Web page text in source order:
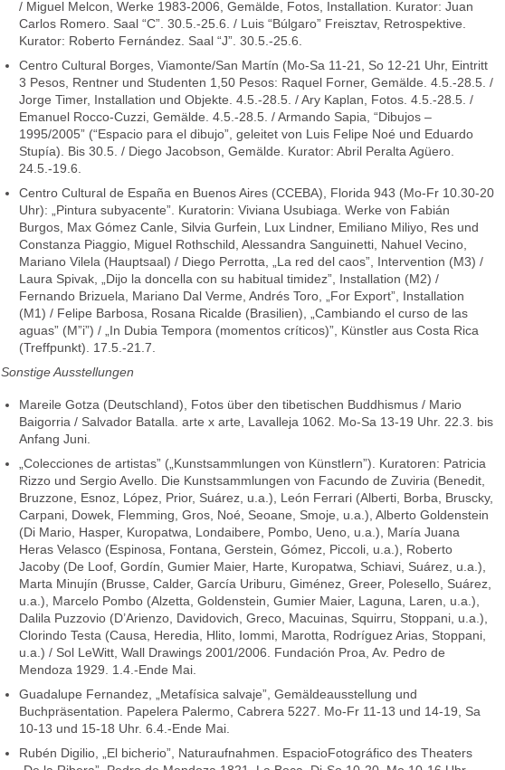
/ Miguel Melcon, Werke 1983-2006, Gemälde, Fotos, Installation. Kurator: Juan
Carlos Romero. Saal “C”. 30.5.-25.6. / Luis “Búlgaro” Freisztav, Retrospektive.
Kurator: Roberto Fernández. Saal “J”. 30.5.-25.6.
Centro Cultural Borges, Viamonte/San Martín (Mo-Sa 11-21, So 12-21 Uhr, Eintritt
3 Pesos, Rentner und Studenten 1,50 Pesos: Raquel Forner, Gemälde. 4.5.-28.5. /
Jorge Timer, Installation und Objekte. 4.5.-28.5. / Ary Kaplan, Fotos. 4.5.-28.5. /
Emanuel Rocco-Cuzzi, Gemälde. 4.5.-28.5. / Armando Sapia, “Dibujos –
1995/2005” (“Espacio para el dibujo”, geleitet von Luis Felipe Noé und Eduardo
Stupía). Bis 30.5. / Diego Jacobson, Gemälde. Kurator: Abril Peralta Agüero.
24.5.-19.6.
Centro Cultural de España en Buenos Aires (CCEBA), Florida 943 (Mo-Fr 10.30-20
Uhr): „Pintura subyacente”. Kuratorin: Viviana Usubiaga. Werke von Fabián
Burgos, Max Gómez Canle, Silvia Gurfein, Lux Lindner, Emiliano Miliyo, Res und
Constanza Piaggio, Miguel Rothschild, Alessandra Sanguinetti, Nahuel Vecino,
Mariano Vilela (Hauptsaal) / Diego Perrotta, „La red del caos”, Intervention (M3) /
Laura Spivak, „Dijo la doncella con su habitual timidez”, Installation (M2) /
Fernando Brizuela, Mariano Dal Verme, Andrés Toro, „For Export”, Installation
(M1) / Felipe Barbosa, Rosana Ricalde (Brasilien), „Cambiando el curso de las
aguas” (M”i”) / „In Dubia Tempora (momentos críticos)”, Künstler aus Costa Rica
(Treffpunkt). 17.5.-21.7.
Sonstige Ausstellungen
Mareile Gotza (Deutschland), Fotos über den tibetischen Buddhismus / Mario
Baigorria / Salvador Batalla. arte x arte, Lavalleja 1062. Mo-Sa 13-19 Uhr. 22.3. bis
Anfang Juni.
„Colecciones de artistas” („Kunstsammlungen von Künstlern”). Kuratoren: Patricia
Rizzo und Sergio Avello. Die Kunstsammlungen von Facundo de Zuviria (Benedit,
Bruzzone, Esnoz, López, Prior, Suárez, u.a.), León Ferrari (Alberti, Borba, Bruscky,
Carpani, Dowek, Flemming, Gros, Noé, Seoane, Smoje, u.a.), Alberto Goldenstein
(Di Mario, Hasper, Kuropatwa, Londaibere, Pombo, Ueno, u.a.), María Juana
Heras Velasco (Espinosa, Fontana, Gerstein, Gómez, Piccoli, u.a.), Roberto
Jacoby (De Loof, Gordín, Gumier Maier, Harte, Kuropatwa, Schiavi, Suárez, u.a.),
Marta Minujín (Brusse, Calder, García Uriburu, Giménez, Greer, Polesello, Suárez,
u.a.), Marcelo Pombo (Alzetta, Goldenstein, Gumier Maier, Laguna, Laren, u.a.),
Dalila Puzzovio (D’Arienzo, Davidovich, Greco, Macuinas, Squirru, Stoppani, u.a.),
Clorindo Testa (Causa, Heredia, Hlito, Iommi, Marotta, Rodríguez Arias, Stoppani,
u.a.) / Sol LeWitt, Wall Drawings 2001/2006. Fundación Proa, Av. Pedro de
Mendoza 1929. 1.4.-Ende Mai.
Guadalupe Fernandez, „Metafísica salvaje”, Gemäldeausstellung und
Buchpräsentation. Papelera Palermo, Cabrera 5227. Mo-Fr 11-13 und 14-19, Sa
10-13 und 15-18 Uhr. 6.4.-Ende Mai.
Rubén Digilio, „El bicherio”, Naturaufnahmen. EspacioFotográfico des Theaters